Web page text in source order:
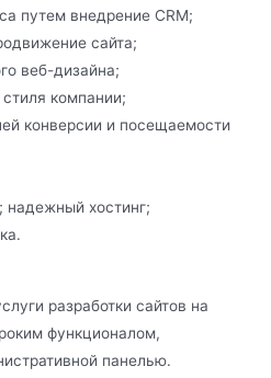
путем внедрение CRM;
сайта;
веб-дизайна;
компании;
конверсии и посещаемости
надежный хостинг;
разработки сайтов на
функционалом,
панелью.